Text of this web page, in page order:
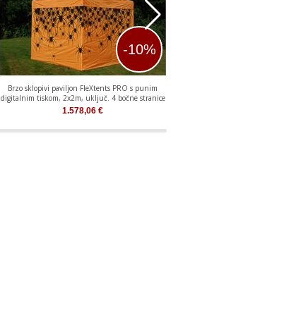
-10%
Brzo sklopivi paviljon FleXtents PRO s punim
digitalnim tiskom, 2x2m, uključ. 4 bočne stranice
1.578,06 €